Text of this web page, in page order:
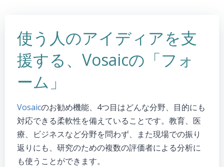
使う人のアイディアを支
援する、Vosaicの「フォ
ーム」
Vosaicのお勧め機能、4つ目はどんな分野、目的にも
対応できる柔軟性を備えていることです。教育、医
療、ビジネスなど分野を問わず、また現場での振り
返りにも、研究のための複数の評価者による分析に
も使うことができます。